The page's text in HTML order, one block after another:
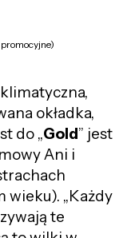
okładka,
do „Gold” jest
Ani i
wieku). „Każdy
te